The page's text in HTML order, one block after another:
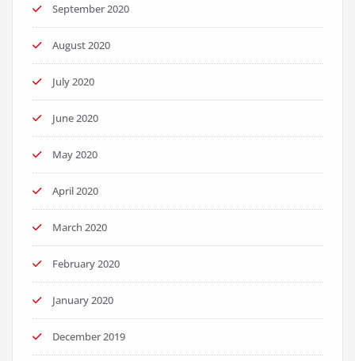
September 2020
August 2020
July 2020
June 2020
May 2020
April 2020
March 2020
February 2020
January 2020
December 2019